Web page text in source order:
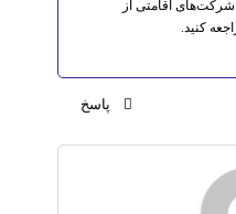
شرکت‌های اقامتی از
کنید.
پاسخ